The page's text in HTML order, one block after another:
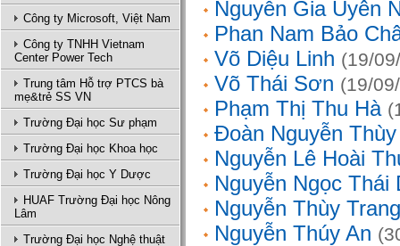
Công ty Microsoft, Việt Nam
Công ty TNHH Vietnam
Center Power Tech
Trung tâm Hỗ trợ PTCS bà
mẹ&trẻ SS VN
Trường Đại học Sư phạm
Trường Đại học Khoa học
Trường Đại học Y Dược
HUAF Trường Đại học Nông
Lâm
Trường Đại học Nghệ thuật
Nguyễn Gia Uyên
Phan Nam Bảo
Võ Diệu Linh (19/
Võ Thái Sơn (19/
Phạm Thị Thu Hà
Đoàn Nguyễn
Nguyễn Lê Hoài
Nguyễn Ngọc Thái
Nguyễn Thùy Trang
Nguyễn Thúy An